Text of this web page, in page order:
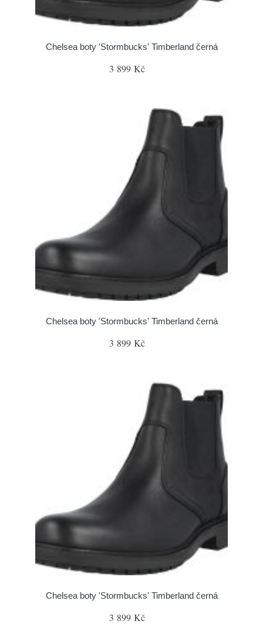
Chelsea boty 'Stormbucks' Timberland černá
3 899 Kč
Chelsea boty 'Stormbucks' Timberland černá
3 899 Kč
Chelsea boty 'Stormbucks' Timberland černá
3 899 Kč